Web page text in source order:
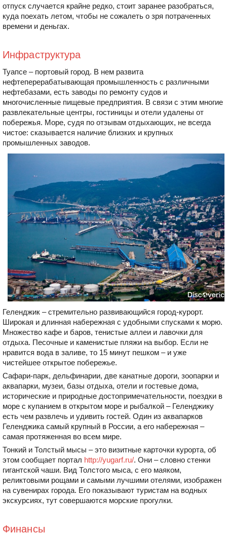
отпуск случается крайне редко, стоит заранее разобраться,
куда поехать летом, чтобы не сожалеть о зря потраченных
времени и деньгах.
Инфраструктура
Туапсе – портовый город. В нем развита
нефтеперерабатывающая промышленность с различными
нефтебазами, есть заводы по ремонту судов и
многочисленные пищевые предприятия. В связи с этим многие
развлекательные центры, гостиницы и отели удалены от
побережья. Море, судя по отзывам отдыхающих, не всегда
чистое: сказывается наличие близких и крупных
промышленных заводов.
Геленджик – стремительно развивающийся город-курорт.
Широкая и длинная набережная с удобными спусками к морю.
Множество кафе и баров, тенистые аллеи и лавочки для
отдыха. Песочные и каменистые пляжи на выбор. Если не
нравится вода в заливе, то 15 минут пешком – и уже
чистейшее открытое побережье.
Сафари-парк, дельфинарии, две канатные дороги, зоопарки и
аквапарки, музеи, базы отдыха, отели и гостевые дома,
исторические и природные достопримечательности, поездки в
море с купанием в открытом море и рыбалкой – Геленджику
есть чем развлечь и удивить гостей. Один из аквапарков
Геленджика самый крупный в России, а его набережная –
самая протяженная во всем мире.
Тонкий и Толстый мысы – это визитные карточки курорта, об
этом сообщает портал http://yugarf.ru/. Они – словно стенки
гигантской чаши. Вид Толстого мыса, с его маяком,
реликтовыми рощами и самыми лучшими отелями, изображен
на сувенирах города. Его показывают туристам на водных
экскурсиях, тут совершаются морские прогулки.
Финансы